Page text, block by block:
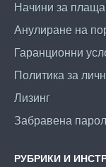
Начини за
Анулиране на
Гаранционни
Политика за
Лизинг
Забравена
РУБРИКИ И